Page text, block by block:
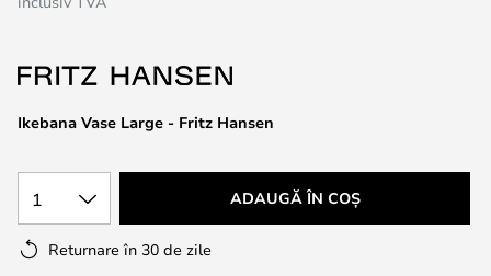
the
gallery
Ikebana Vase Large - Fritz Hansen
1 ADAUGĂ ÎN COȘ
Returnare în 30 de zile